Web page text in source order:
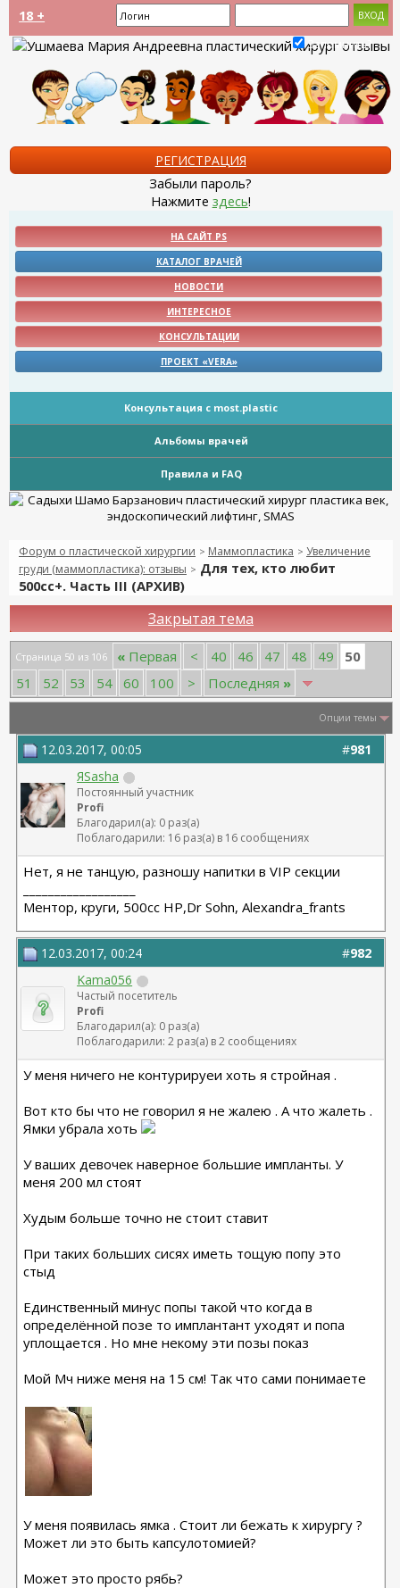
18 +
Запомнить?
РЕГИСТРАЦИЯ
Забыли пароль?
Нажмите здесь!
НА САЙТ PS
КАТАЛОГ ВРАЧЕЙ
НОВОСТИ
ИНТЕРЕСНОЕ
КОНСУЛЬТАЦИИ
ПРОЕКТ «VERA»
Консультация с most.plastic
Альбомы врачей
Правила и FAQ
Форум о пластической хирургии > Маммопластика > Увеличение
груди (маммопластика): отзывы > Для тех, кто любит
500сс+. Часть III (АРХИВ)
Закрытая тема
Страница 50 из 106 « Первая < 40 46 47 48 49
50
51
52 53 54 60 100 > Последняя »
Опции темы
#981
12.03.2017, 00:05
ЯSasha
Постоянный участник
Profi
Благодарил(а): 0 раз(а)
Поблагодарили: 16 раз(а) в 16 сообщениях
Нет, я не танцую, разношу напитки в VIP секции
Ментор, круги, 500сс HP,Dr Sohn, Alexandra_frants
#982
12.03.2017, 00:24
Kama056
Частый посетитель
Profi
Благодарил(а): 0 раз(а)
Поблагодарили: 2 раз(а) в 2 сообщениях
У меня ничего не контурируеи хоть я стройная .
Вот кто бы что не говорил я не жалею . А что жалеть .
Ямки убрала хоть
У ваших девочек наверное большие импланты. У
меня 200 мл стоят
Худым больше точно не стоит ставит
При таких больших сисях иметь тощую попу это
стыд
Единственный минус попы такой что когда в
определённой позе то имплантант уходят и попа
уплощается . Но мне некому эти позы показ
Мой Мч ниже меня на 15 см! Так что сами понимаете
У меня появилась ямка . Стоит ли бежать к хирургу ?
Может ли это быть капсулотомией?
Может это просто рябь?